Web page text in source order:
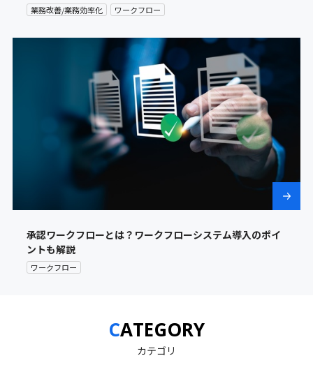
業務改善/業務効率化 ワークフロー
承認ワークフローとは？ワークフローシステム導入のポイ
ントも解説
ワークフロー
CATEGORY
カテゴリ